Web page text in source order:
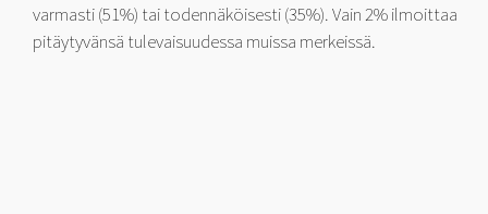
varmasti (51%) tai todennäköisesti (35%). Vain 2% ilmoittaa
pitäytyvänsä tulevaisuudessa muissa merkeissä.